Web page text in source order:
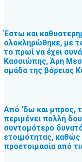
Έστω και
ολοκληρώθηκε, με
το πρωί να έχει
Κασσιώπης, Άρη
ομάδα της βόρειας
Από ‘δω και μπρος,
περιμένει πολλή
συντομότερο
ετοιμότητας, καθώς
προετοιμασία από